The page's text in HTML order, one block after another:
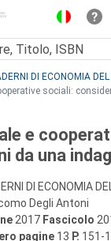
DI ECONOMIA
sociali:
e
da una
DI ECONOMIA
Degli Antoni
2017 Fascicolo
pagine 13 P. 151-